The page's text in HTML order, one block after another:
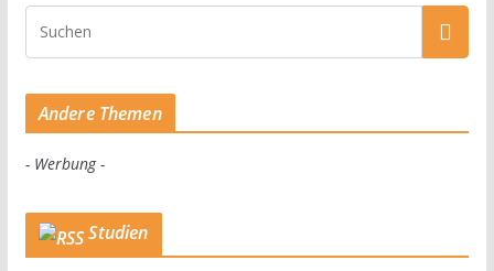
Andere Themen
- Werbung -
Studien